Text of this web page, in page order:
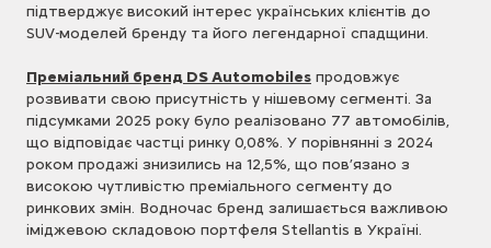
підтверджує високий інтерес українських клієнтів до
SUV-моделей бренду та його легендарної спадщини.
Преміальний бренд DS Automobiles продовжує
розвивати свою присутність у нішевому сегменті. За
підсумками 2025 року було реалізовано 77 автомобілів,
що відповідає частці ринку 0,08%. У порівнянні з 2024
роком продажі знизились на 12,5%, що пов’язано з
високою чутливістю преміального сегменту до
ринкових змін. Водночас бренд залишається важливою
іміджевою складовою портфеля Stellantis в Україні.